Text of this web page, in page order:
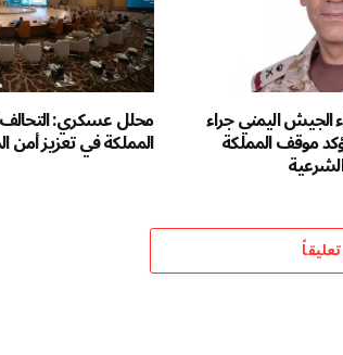
اليمني جراء
موقف المملكة
محلل عسكري:
المملكة في تعزيز أمن